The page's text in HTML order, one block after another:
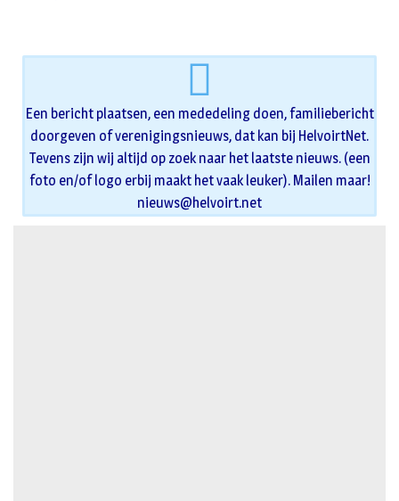
Een bericht plaatsen, een mededeling doen, familiebericht
doorgeven of verenigingsnieuws, dat kan bij HelvoirtNet.
Tevens zijn wij altijd op zoek naar het laatste nieuws. (een
foto en/of logo erbij maakt het vaak leuker). Mailen maar!
nieuws@helvoirt.net